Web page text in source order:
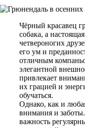
Чёрный красавец
собака, а
четвероногих
его ум и
отличным
элегантной
привлекает
их грацией и
обучаться.
Однако, как и
внимания и
важность